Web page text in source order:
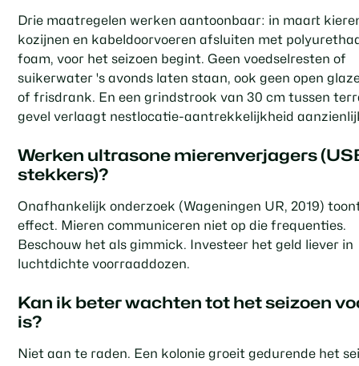
Drie maatregelen werken aantoonbaar: in maart
kozijnen en kabeldoorvoeren afsluiten met
foam, voor het seizoen begint. Geen voedselresten of
suikerwater 's avonds laten staan, ook geen open
of frisdrank. En een grindstrook van 30 cm tussen
gevel verlaagt nestlocatie-aantrekkelijkheid
Werken ultrasone mierenverjagers
stekkers)?
Onafhankelijk onderzoek (Wageningen UR, 2019)
effect. Mieren communiceren niet op die frequenties.
Beschouw het als gimmick. Investeer het geld liever in
luchtdichte voorraaddozen.
Kan ik beter wachten tot het seizoen
is?
Niet aan te raden. Een kolonie groeit gedurende het